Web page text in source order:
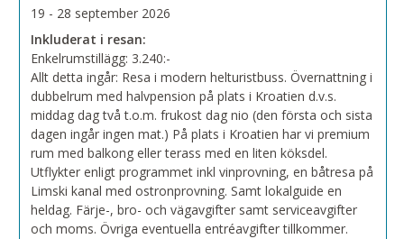
19 - 28 september 2026
Inkluderat i resan:
Enkelrumstillägg: 3.240:-
Allt detta ingår: Resa i modern helturistbuss. Övernattning i
dubbelrum med halvpension på plats i Kroatien d.v.s.
middag dag två t.o.m. frukost dag nio (den första och sista
dagen ingår ingen mat.) På plats i Kroatien har vi premium
rum med balkong eller terass med en liten köksdel.
Utflykter enligt programmet inkl vinprovning, en båtresa på
Limski kanal med ostronprovning. Samt lokalguide en
heldag. Färje-, bro- och vägavgifter samt serviceavgifter
och moms. Övriga eventuella entréavgifter tillkommer.